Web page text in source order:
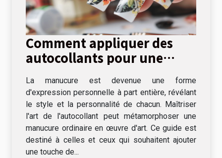
Comment appliquer des
autocollants pour une
La manucure est devenue une forme
d'expression personnelle à part entière, révélant
le style et la personnalité de chacun. Maîtriser
l'art de l'autocollant peut métamorphoser une
manucure ordinaire en œuvre d'art. Ce guide est
destiné à celles et ceux qui souhaitent ajouter
une touche de...